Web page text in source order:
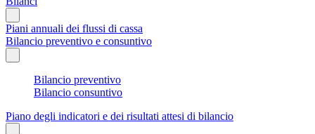
Piani annuali dei flussi di cassa
Bilancio preventivo e consuntivo
Bilancio preventivo
Bilancio consuntivo
Piano degli indicatori e dei risultati attesi di bilancio